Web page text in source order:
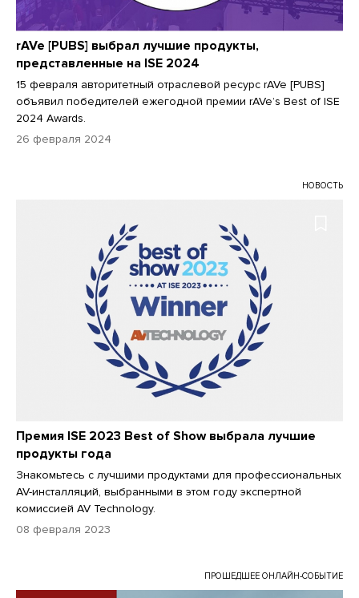
rAVe [PUBS] выбрал лучшие продукты,
представленные на ISE 2024
15 февраля авторитетный отраслевой ресурс rAVe [PUBS]
объявил победителей ежегодной премии rAVe’s Best of ISE
2024 Awards.
26 февраля 2024
НОВОСТЬ
Премия ISE 2023 Best of Show выбрала лучшие
продукты года
Знакомьтесь с лучшими продуктами для профессиональных
AV-инсталляций, выбранными в этом году экспертной
комиссией AV Technology.
08 февраля 2023
ПРОШЕДШЕЕ ОНЛАЙН-СОБЫТИЕ